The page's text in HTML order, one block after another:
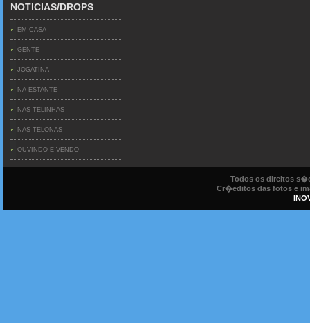
NOTICIAS/DROPS
EM CASA
GENTE
JOGATINA
NA ESTANTE
NAS TELINHAS
NAS TELONAS
OUVINDO E VENDO
Todos os direitos
Cr�editos das fotos e